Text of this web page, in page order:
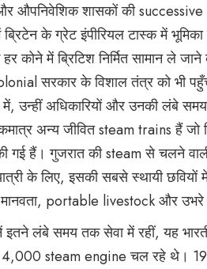
और औपनिवेशिक शासकों की
के ग्रेट इंपीरियल टास्क में
हर कोने में ब्रिटिश निर्मित सामान ले
सरकार के विशाल तंत्र को भी
में, उन्हीं अधिकारियों और उनकी लंबे
अन्य जीवित steam trains हैं जो
गई हैं। गुजरात की steam से चलने
के लिए, इसकी सबसे स्थायी
portable livestock और उभरे
इतने लंबे समय तक सेवा में रहीं, यह
steam engine चल रहे थे।